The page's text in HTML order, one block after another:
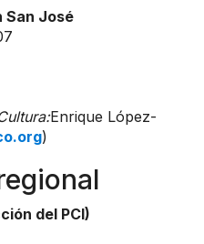
San José
Enrique López-
)
del PCI)